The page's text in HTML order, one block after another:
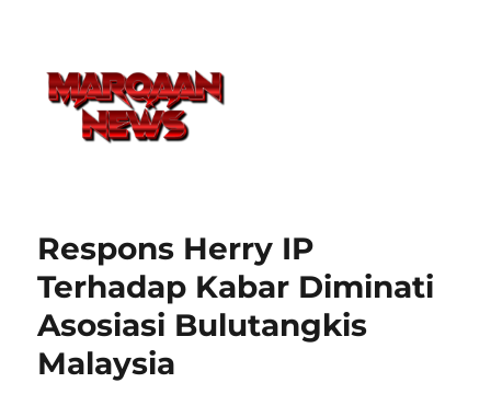
Respons Herry IP
Terhadap Kabar Diminati
Asosiasi Bulutangkis
Malaysia